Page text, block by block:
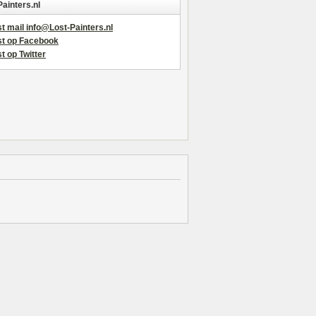
mail info@Lost-Painters.nl
op Facebook
op Twitter